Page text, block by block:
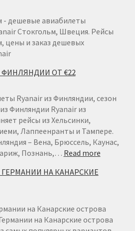
- дешевые авиабилеты
Стокгольм, Швеция. Рейсы
цены и заказ дешевых
ОТ €22
Ryanair из Финляндии, сезон
Финляндии Ryanair из
рейсы из Хельсинки,
Лаппеенранты и Тампере.
– Вена, Брюссель, Каунас,
Познань,… Read more:
€22
НА КАНАРСКИЕ
на Канарские острова
на Канарские острова